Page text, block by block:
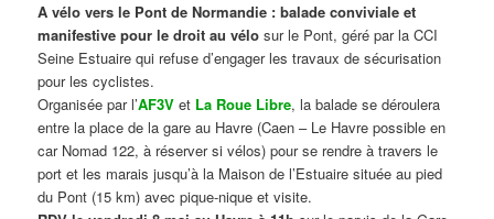
A vélo vers le Pont de Normandie : balade conviviale et
manifestive pour le droit au vélo sur le Pont, géré par la CCI
Seine Estuaire qui refuse d’engager les travaux de sécurisation
pour les cyclistes.
Organisée par l’AF3V et La Roue Libre, la balade se déroulera
entre la place de la gare au Havre (Caen – Le Havre possible en
car Nomad 122, à réserver si vélos) pour se rendre à travers le
port et les marais jusqu’à la Maison de l’Estuaire située au pied
du Pont (15 km) avec pique-nique et visite.